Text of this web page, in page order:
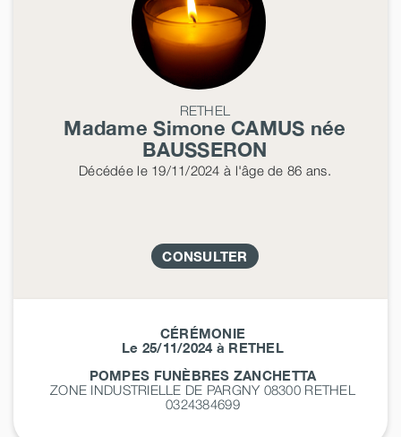
RETHEL
Madame Simone CAMUS née
BAUSSERON
Décédéele 19/11/2024 à l'âge de 86 ans.
CONSULTER
CÉRÉMONIE
Le 25/11/2024 à RETHEL
POMPES FUNÈBRES ZANCHETTA
ZONE INDUSTRIELLE DE PARGNY 08300 RETHEL
0324384699